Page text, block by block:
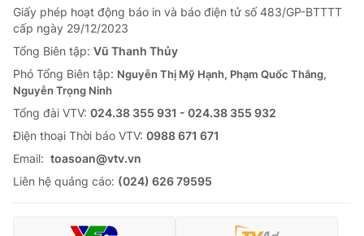
Giấy phép hoạt động báo in và báo điện tử số 483/GP-BTTTT
cấp ngày 29/12/2023
Tổng Biên tập: Vũ Thanh Thủy
Phó Tổng Biên tập: Nguyễn Thị Mỹ Hạnh, Phạm Quốc Thắng,
Nguyễn Trọng Ninh
Tổng đài VTV: 024.38 355 931 - 024.38 355 932
Ðiện thoại Thời báo VTV: 0988 671 671
Email: toasoan@vtv.vn
Liên hệ quảng cáo: (024) 626 79595